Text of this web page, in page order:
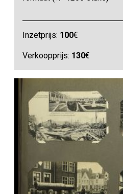
Inzetprijs: 100€
Verkoopprijs: 130€